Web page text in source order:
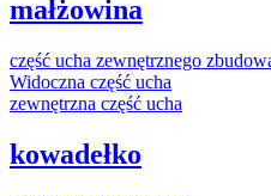
małżowina
część ucha zewnętrznego
Widoczna część ucha
zewnętrzna część ucha
kowadełko